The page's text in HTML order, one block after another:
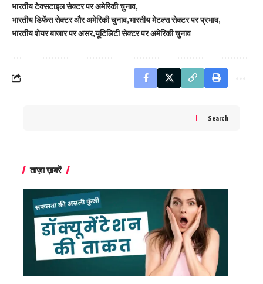
भारतीय टेक्सटाइल सेक्टर पर अमेरिकी चुनाव
भारतीय डिफेंस सेक्टर और अमेरिकी चुनाव भारतीय मेटल्स सेक्टर पर प्रभाव
भारतीय शेयर बाजार पर असर यूटिलिटी सेक्टर पर अमेरिकी चुनाव
Search
ताज़ा ख़बरें